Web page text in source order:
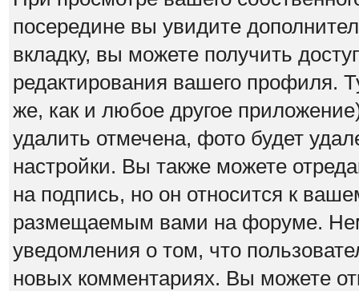
посередине вы увидите
вкладку, вы можете получить
редактирования вашего профиля.
же, как и любое другое
удалить отмечена, фото будет
настройки. Вы также можете
на подпись, но он относится к
размещаемым вами на форуме.
уведомления о том, что
новых комментариях. Вы можете